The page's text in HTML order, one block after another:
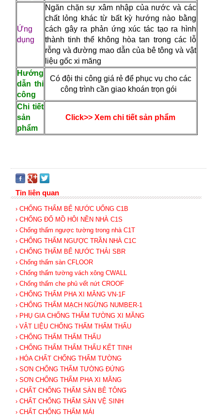
Ứng
dụng
Ngăn chặn sự xâm nhập của nước và các
chất lỏng khác từ bất kỳ hướng nào bằng
cách gây ra phản ứng xúc tác tạo ra hình
thành tinh thể không hòa tan trong các lỗ
rỗng và đường mao dẫn của bê tông và vật
liệu gốc xi măng
Hướng
dẫn thi
công
Có đội thi công giá rẻ để phục vụ cho các
công trình cần giao khoán trọn gói
Chi tiết
sản
phẩm
Click>> Xem chi tiết sản phẩm
Tin liên quan
› CHỐNG THẤM BỂ NƯỚC UỐNG C1B
› CHỐNG ĐỔ MỒ HÔI NỀN NHÀ C1S
› Chống thấm ngược tường trong nhà C1T
› CHỐNG THẤM NGƯỢC TRẦN NHÀ C1C
› CHỐNG THẤM BỂ NƯỚC THẢI SBR
› Chống thấm sàn CFLOOR
› Chống thấm tường vách xông CWALL
› Chống thấm che phủ vết nứt CROOF
› CHỐNG THẤM PHA XI MĂNG VN-1F
› CHỐNG THẤM MẠCH NGỪNG NUMBER-1
› PHỤ GIA CHỐNG THẤM TƯỜNG XI MĂNG
› VẬT LIỆU CHỐNG THẤM THẨM THẤU
› CHỐNG THẤM THẨM THẤU
› CHỐNG THẤM THẨM THẤU KẾT TINH
› HÓA CHẤT CHỐNG THẤM TƯỜNG
› SƠN CHỐNG THẤM TƯỜNG ĐỨNG
› SƠN CHỐNG THẤM PHA XI MĂNG
› CHẤT CHỐNG THẤM SÀN BÊ TÔNG
› CHẤT CHỐNG THẤM SÀN VỆ SINH
› CHẤT CHỐNG THẤM MÁI